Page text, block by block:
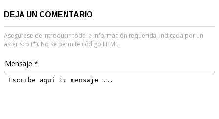
DEJA UN COMENTARIO
Asegúrese de introducir toda la información requerida, indicada por un
asterisco (*). No se permite código HTML.
Mensaje *